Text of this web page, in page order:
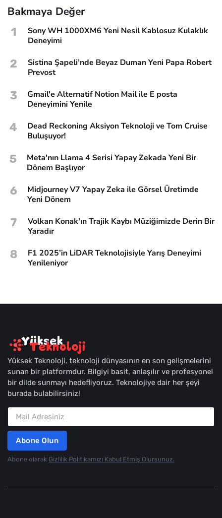
Bakmaya Değer
1
Sony WH 1000XM6 Yeni Nesil Kablosuz Kulaklık
Deneyimi
2
Sistina Şapeli’nde Beyaz Duman Yeni Papa Robert
Prevost
3
Gmail'e Alternatif Notion Mail ile E posta
Deneyimini Yenile
4
Dead Reckoning Aksiyon Teknoloji ve Tom Cruise
Buluşuyor!
5
Meta'nın Llama 4 Serisi Yapay Zekada Yeni Bir
Dönem Başlıyor
6
Midjourney V7 Yapay Zeka ile Görsel Üretimde
Yeni Dönem
7
Volkan Konak'ın Trajik Kaybı Müziğimizde Derin Bir
Yaradır
8
F1 2025’in LiDAR Teknolojisiyle Yarış Deneyimi
Yenileniyor
Yüksek Teknoloji, teknoloji dünyasının en son gelişmelerini
sunan bir platformdur. Bilgiyi basit, anlaşılır ve profesyonel
bir dilde sunmayı hedefliyoruz. Teknolojiye dair her şeyi
burada bulabilirsiniz!
Abone Olun
Abone olarak Gizlilik Politikamızı Kabul Etmiş Olursunuz.